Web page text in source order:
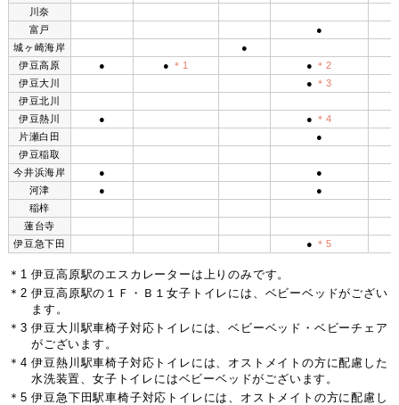
川奈
富戸
●
城ヶ崎海岸
●
伊豆高原
● ● ＊1 ● ＊2
伊豆大川
● ＊3
伊豆北川
伊豆熱川
● ● ＊4
片瀬白田
●
伊豆稲取
今井浜海岸
●
●
河津
● ●
稲梓
蓮台寺
伊豆急下田
● ＊5
＊1 伊豆高原駅のエスカレーターは上りのみです。
＊2 伊豆高原駅の１Ｆ・Ｂ１女子トイレには、ベビーベッドがござい
ます。
＊3 伊豆大川駅車椅子対応トイレには、ベビーベッド・ベビーチェア
がございます。
＊4 伊豆熱川駅車椅子対応トイレには、オストメイトの方に配慮した
水洗装置、女子トイレにはベビーベッドがございます。
＊5 伊豆急下田駅車椅子対応トイレには、オストメイトの方に配慮し